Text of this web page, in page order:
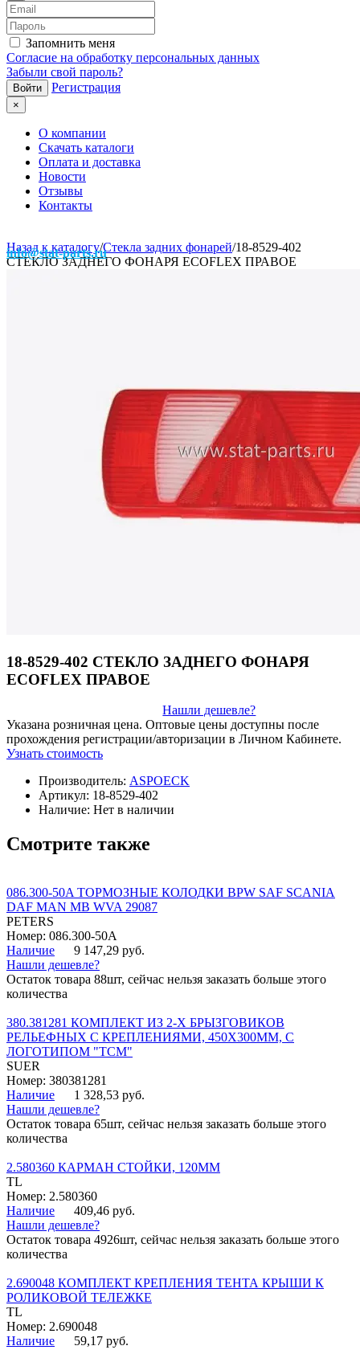
Запомнить меня
Согласие на обработку персональных данных
Забыли свой пароль?
Регистрация
×
О компании
Скачать каталоги
Оплата и доставка
Новости
Отзывы
Контакты
info@stat-parts.ru
Назад к каталогу/Стекла задних фонарей/18-8529-402
СТЕКЛО ЗАДНЕГО ФОНАРЯ ECOFLEX ПРАВОЕ
18-8529-402 СТЕКЛО ЗАДНЕГО ФОНАРЯ
ECOFLEX ПРАВОЕ
Нашли дешевле?
Указана розничная цена. Оптовые цены доступны после
прохождения регистрации/авторизации в Личном Кабинете.
Узнать стоимость
Производитель: ASPOECK
Артикул: 18-8529-402
Наличие: Нет в наличии
Смотрите также
086.300-50A ТОРМОЗНЫЕ КОЛОДКИ BPW SAF SCANIA
DAF MAN MB WVA 29087
PETERS
Номер: 086.300-50A
Наличие
9 147,29 руб.
Нашли дешевле?
Остаток товара 88шт, сейчас нельзя заказать больше этого
количества
380.381281 КОМПЛЕКТ ИЗ 2-Х БРЫЗГОВИКОВ
РЕЛЬЕФНЫХ С КРЕПЛЕНИЯМИ, 450Х300ММ, С
ЛОГОТИПОМ "ТСМ"
SUER
Номер: 380381281
Наличие
1 328,53 руб.
Нашли дешевле?
Остаток товара 65шт, сейчас нельзя заказать больше этого
количества
2.580360 КАРМАН СТОЙКИ, 120ММ
TL
Номер: 2.580360
Наличие
409,46 руб.
Нашли дешевле?
Остаток товара 4926шт, сейчас нельзя заказать больше этого
количества
2.690048 КОМПЛЕКТ КРЕПЛЕНИЯ ТЕНТА КРЫШИ К
РОЛИКОВОЙ ТЕЛЕЖКЕ
TL
Номер: 2.690048
Наличие
59,17 руб.